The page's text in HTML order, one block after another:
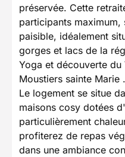
préservée. Cette
participants
paisible, idéalement
gorges et lacs de la
Yoga et découverte
Moustiers sainte Marie
Le logement se situe
maisons cosy dotées
particulièrement
profiterez de repas
dans une ambiance